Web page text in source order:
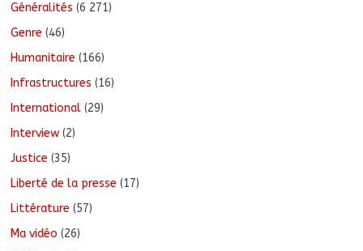
Généralités (6 271)
Genre (46)
Humanitaire (166)
Infrastructures (16)
International (29)
Interview (2)
Justice (35)
Liberté de la presse (17)
Littérature (57)
Ma vidéo (26)